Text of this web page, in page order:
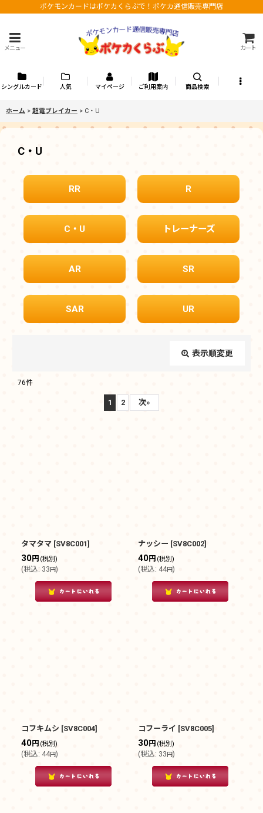
ポケモンカードはポケカくらぶで！ポケカ通信販売専門店
メニュー カート
シングルカード 人気 マイページ ご利用案内 商品検索
ホーム > 超電ブレイカー > C・U
C・U
RR R
C・U トレーナーズ
AR SR
SAR UR
表示順変更
76件
1 2 次»
タマタマ [SV8C001]
30円 (税別)
(税込: 33円)
ナッシー [SV8C002]
40円 (税別)
(税込: 44円)
コフキムシ [SV8C004]
40円 (税別)
(税込: 44円)
コフーライ [SV8C005]
30円 (税別)
(税込: 33円)